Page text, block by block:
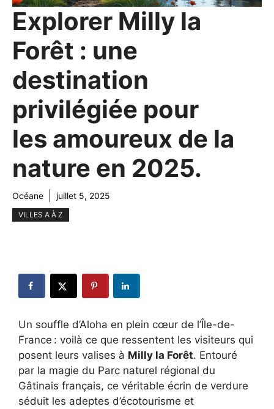
Explorer Milly la
Forêt : une
destination
privilégiée pour
les amoureux de la
nature en 2025.
Océane juillet 5, 2025
VILLES A À Z
Un souffle d’Aloha en plein cœur de l’Île-de-
France : voilà ce que ressentent les visiteurs qui
posent leurs valises à Milly la Forêt. Entouré
par la magie du Parc naturel régional du
Gâtinais français, ce véritable écrin de verdure
séduit les adeptes d’écotourisme et